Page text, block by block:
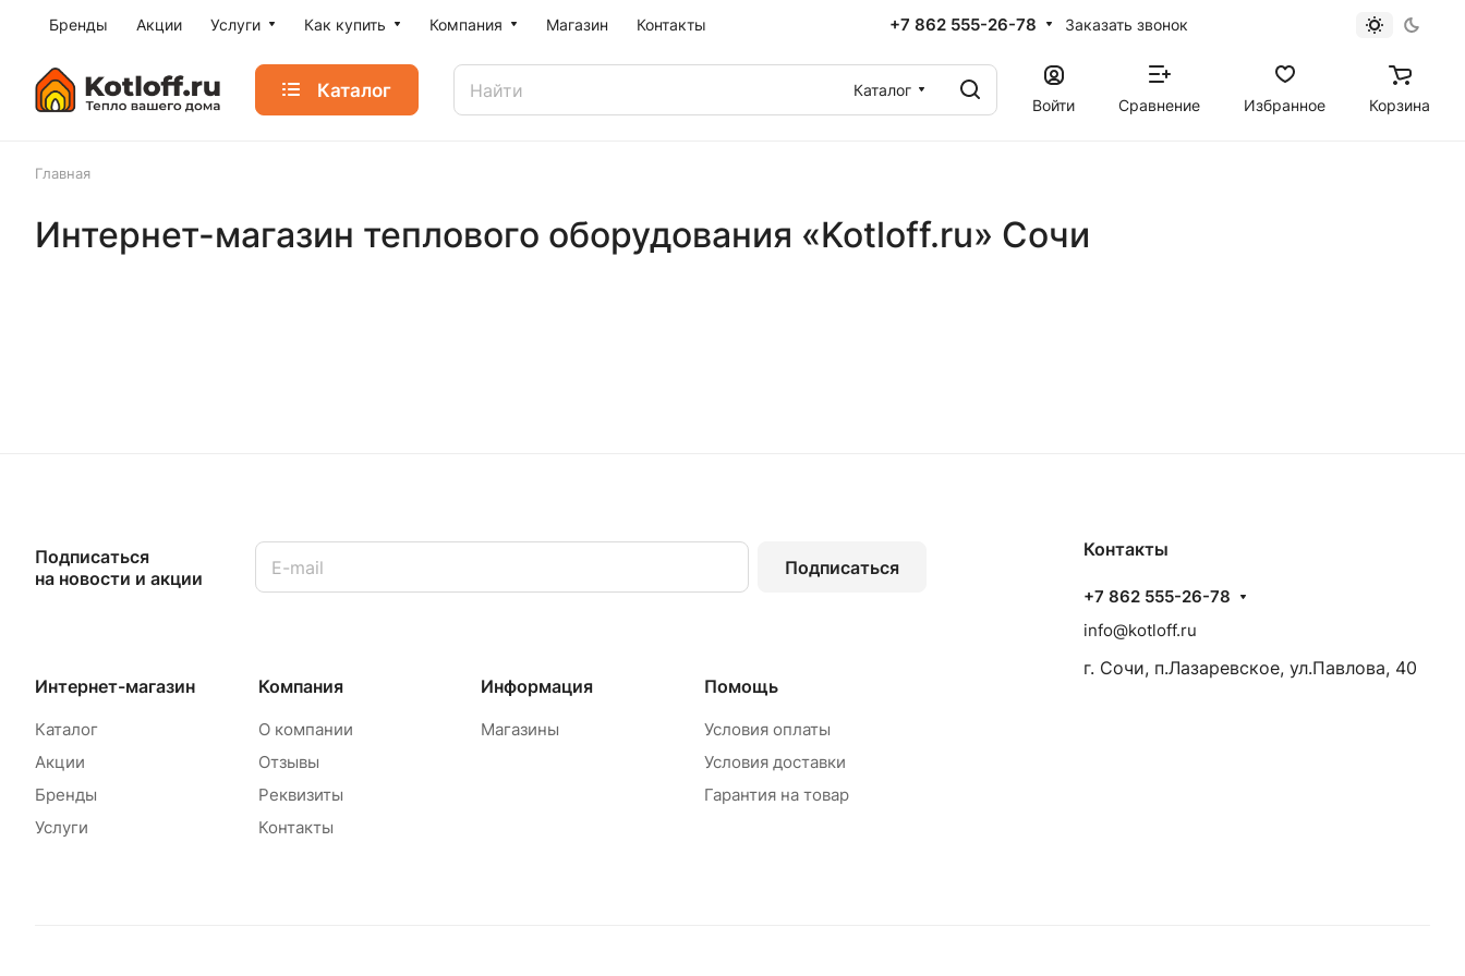
Бренды Акции Услуги Как купить Компания Магазин Контакты +7 862 555-26-78 Заказать звонок
Каталог
Каталог
Войти
Сравнение Избранное Корзина
Главная
Интернет-магазин теплового оборудования «Kotloff.ru» Сочи
Подписаться
на новости и акции
Подписаться
Интернет-магазин
Каталог
Акции
Бренды
Услуги
Компания
О компании
Отзывы
Реквизиты
Контакты
Информация
Магазины
Помощь
Условия оплаты
Условия доставки
Гарантия на товар
Контакты
+7 862 555-26-78
info@kotloff.ru
г. Сочи, п.Лазаревское, ул.Павлова, 40